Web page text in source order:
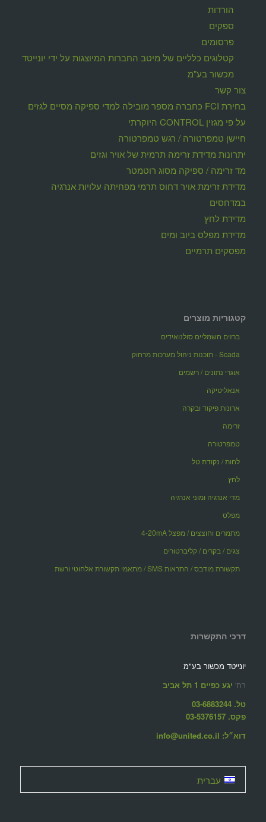
הורדות
ספקים
פרסומים
קטלוגים כלליים של מיטב החברות המיוצגות על ידי יונייטד
מכשור בע"מ
צור קשר
בחירת FCI כחברה מספר מובילה למדי ספיקה מסיים לגזים
על פי מגזין CONTROL היוקרתי
חיישן טמפרטורה / רגש טמפרטורה
יתרונות מדידת זרימה תרמית של אויר וגזים
מד זרימה / ספיקה מסוג רוטמטר
מדידת זרימת אויר דחוס תרמי מפחיתה עלויות אנרגיה
במדחסים
מדידת לחץ
מדידת מפלס ביוב ומים
מפסקים תרמיים
קטגוריות מוצרים
ברזים חשמליים סולנואידים
Scada - תוכנות ניהול מערכות מרחוק
אוגרי נתונים / רשמים
אנאליטיקה
ארונות פיקוד ובקרה
זרימה
טמפרטורה
לחות / נקודת טל
לחץ
מדי אנרגיה ומוני אנרגיה
מפלס
מתמרים וחוצצים / מפצל 4-20mA
צגים / בקרים / קליברטורים
תקשורת מודבס / התראות SMS / מתאמי תקשורת אלחוטי ורשת
דרכי התקשרות
יונייטד מכשור בע"מ
רח' יגע כפיים 1 תל אביב
טל. 03-6883244
פקס. 03-5376157
דוא״ל: info@united.co.il
עברית